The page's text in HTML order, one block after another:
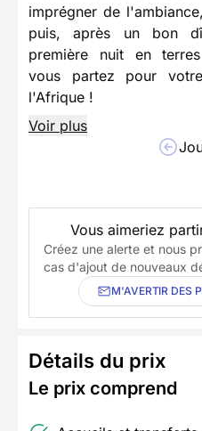
imprégner de
puis, après un bon
première nuit en
vous partez pour
l'Afrique !
Voir plus
Vous aimeriez
Créez une alerte et nous
cas d'ajout de nouveaux
M'AVERTIR DES
Détails du prix
Le prix comprend